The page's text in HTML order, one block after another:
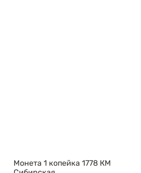
Монета 1 копейка 1778 КМ